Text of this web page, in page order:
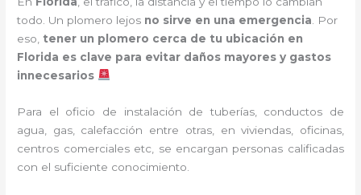
todo. Un plomero lejos no sirve en una emergencia . Por
eso, tener un plomero cerca de tu ubicación en
Florida es clave para evitar daños mayores y gastos
innecesarios
Para el oficio de instalación de tuberías, conductos de
agua, gas, calefacción entre otras, en viviendas, oficinas,
centros comerciales etc, se encargan personas calificadas
con el suficiente conocimiento.